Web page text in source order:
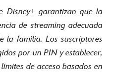
Disney+ garantizan que la
de streaming adecuada
la familia. Los suscriptores
por un PIN y establecer,
de acceso basados en